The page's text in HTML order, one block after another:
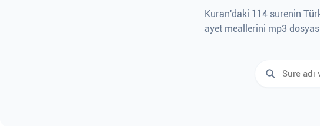
Kuran'daki 114 surenin
ayet meallerini mp3